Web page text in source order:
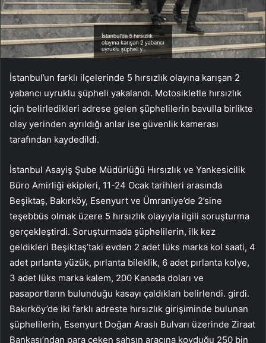
İstanbul’un farklı ilçelerinde 5 hırsızlık olayına karışan 2
yabancı uyruklu şüpheli yakalandı. Motosikletle hırsızlık
için belirledikleri adrese gelen şüphelilerin bavulla birlikte
olay yerinden ayrıldığı anlar ise güvenlik kamerası
tarafından kaydedildi.
İstanbul Asayiş Şube Müdürlüğü Hırsızlık ve Yankesicilik
Büro Amirliği ekipleri, 11-24 Ocak tarihleri ​​arasında
Beşiktaş, Bakırköy, Esenyurt ve Ümraniye’de 2’sine
teşebbüs olmak üzere 5 hırsızlık olayıyla ilgili soruşturma
gerçekleştirdi. Soruşturmada şüphelilerin, ilk kez
geldikleri Beşiktaş’taki evden 2 adet lüks marka kol saati, 4
adet pırlanta yüzük, pırlanta bileklik, 6 adet pırlanta kolye,
3 adet lüks marka kalem, 200 Kanada doları ve
pasaportların bulunduğu kasayı çaldıkları belirlendi. girdi.
Bakırköy’de iki farklı adreste hırsızlık girişiminde bulunan
şüphelilerin, Esenyurt Doğan Araslı Bulvarı üzerinde Ziraat
Bankası’ndan para çeken şahsın aracına koyduğu 250 bin